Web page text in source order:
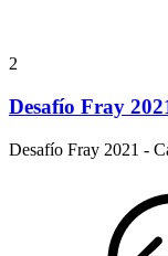
2
Desafío Fray
Desafío Fray 2021 -